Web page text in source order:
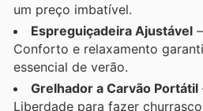
um preço imbatível.
Espreguiçadeira Ajustável
Conforto e relaxamento
essencial de verão.
Grelhador a Carvão Portátil
Liberdade para fazer